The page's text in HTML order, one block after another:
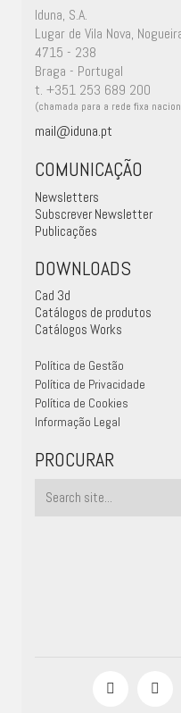
Iduna, S.A.
Lugar de Vila Nova,
4715 - 238
Braga - Portugal
t. +351 253 689 200
(chamada para a rede fixa
mail@iduna.pt
COMUNICAÇÃO
Newsletters
Subscrever Newsletter
Publicações
DOWNLOADS
Cad 3d
Catálogos de produtos
Catálogos Works
Política de Gestão
Política de Privacidade
Política de Cookies
Informação Legal
PROCURAR